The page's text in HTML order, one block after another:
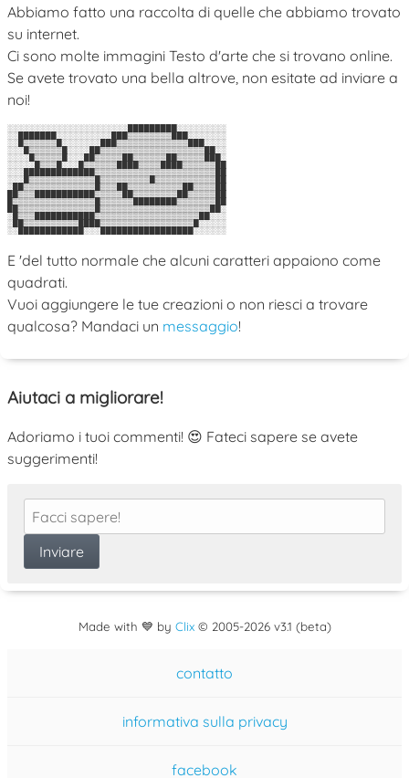
Abbiamo fatto una raccolta di quelle che abbiamo trovato
su internet.
Ci sono molte immagini Testo d'arte che si trovano online.
Se avete trovato una bella altrove, non esitate ad inviare a
noi!
░░░░░░░░░░░░░░░░░░░░░░█████████░░░░░░░░░
░░███████░░░░░░░░░░███▒▒▒▒▒▒▒▒███░░░░░░░
░░█▒▒▒▒▒▒█░░░░░░░███▒▒▒▒▒▒▒▒▒▒▒▒▒███░░░░
░░░█▒▒▒▒▒▒█░░░░██▒▒▒▒▒▒▒▒▒▒▒▒▒▒▒▒▒▒▒██░░
░░░░█▒▒▒▒▒█░░░██▒▒▒▒▒██▒▒▒▒▒▒██▒▒▒▒▒███░
░░░░░█▒▒▒█░░░█▒▒▒▒▒▒████▒▒▒▒████▒▒▒▒▒▒██
░░░█████████████▒▒▒▒▒▒▒▒▒▒▒▒▒▒▒▒▒▒▒▒▒▒██
░░░█▒▒▒▒▒▒▒▒▒▒▒▒█▒▒▒▒▒▒▒▒▒█▒▒▒▒▒▒▒▒▒▒▒██
░██▒▒▒▒▒▒▒▒▒▒▒▒▒█▒▒▒██▒▒▒▒▒▒▒▒▒▒██▒▒▒▒██
██▒▒▒███████████▒▒▒▒▒██▒▒▒▒▒▒▒▒██▒▒▒▒▒██
█▒▒▒▒▒▒▒▒▒▒▒▒▒▒▒█▒▒▒▒▒▒████████▒▒▒▒▒▒▒██
██▒▒▒▒▒▒▒▒▒▒▒▒▒▒█▒▒▒▒▒▒▒▒▒▒▒▒▒▒▒▒▒▒▒▒██░
░█▒▒▒███████████▒▒▒▒▒▒▒▒▒▒▒▒▒▒▒▒▒▒▒██░░░
░██▒▒▒▒▒▒▒▒▒▒████▒▒▒▒▒▒▒▒▒▒▒▒▒▒▒▒▒█░░░░░
E 'del tutto normale che alcuni caratteri appaiono come
quadrati.
Vuoi aggiungere le tue creazioni o non riesci a trovare
qualcosa? Mandaci un messaggio!
Aiutaci a migliorare!
Adoriamo i tuoi commenti! 😍 Fateci sapere se avete
suggerimenti!
Made with 💙 by Clix© 2005-2026 v3.1 (beta)
contatto
informativa sulla privacy
facebook